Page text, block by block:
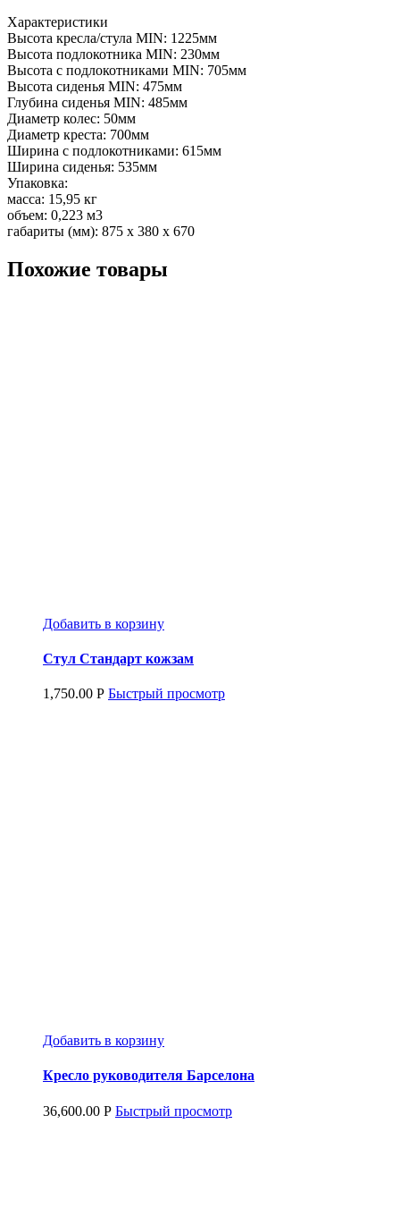
Характеристики
Высота кресла/стула MIN: 1225мм
Высота подлокотника MIN: 230мм
Высота с подлокотниками MIN: 705мм
Высота сиденья MIN: 475мм
Глубина сиденья MIN: 485мм
Диаметр колес: 50мм
Диаметр креста: 700мм
Ширина с подлокотниками: 615мм
Ширина сиденья: 535мм
Упаковка:
масса: 15,95 кг
объем: 0,223 м3
габариты (мм): 875 х 380 х 670
Похожие товары
Добавить в корзину
Стул Стандарт кожзам
1,750.00 Р Быстрый просмотр
Добавить в корзину
Кресло руководителя Барселона
36,600.00 Р Быстрый просмотр